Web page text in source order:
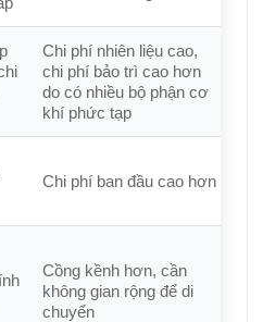
Chi phí nhiên liệu cao,
chi phí bảo trì cao hơn
do có nhiều bộ phận cơ
khí phức tạp
Chi phí ban đầu cao hơn
Cồng kềnh hơn, cần
không gian rộng để di
chuyển